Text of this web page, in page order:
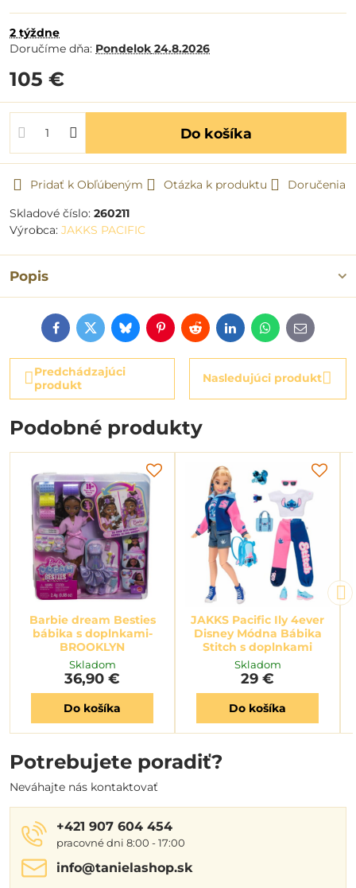
2 týždne
Doručíme dňa: Pondelok 24.8.2026
105 €
Do košíka
Pridať k Obľúbeným Otázka k produktu
Doručenia
Skladové číslo: 260211
Výrobca: JAKKS PACIFIC
Popis
FacebookTwitterBlueskyPinterestRedditLinkedInWhatsApp
E-
mail
Predchádzajúci
produkt
Nasledujúci produkt
Podobné produkty
Barbie dream Besties
bábika s doplnkami-
BROOKLYN
Skladom
36,90 €
Do košíka
JAKKS Pacific Ily 4ever
Disney Módna Bábika
Stitch s doplnkami
Skladom
29 €
Do košíka
Potrebujete poradiť?
Neváhajte nás kontaktovať
+421 907 604 454
pracovné dni 8:00 - 17:00
info​@tanielashop​.sk